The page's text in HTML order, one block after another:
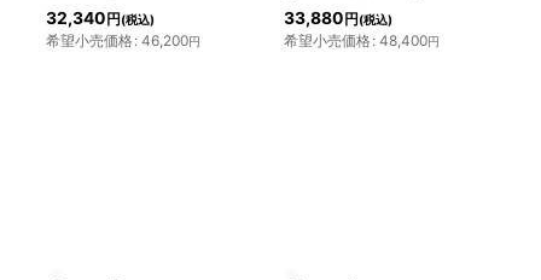
32,340 円 (税込)
希望小売価格: 46,200円
33,880 円 (税込)
希望小売価格: 48,400円